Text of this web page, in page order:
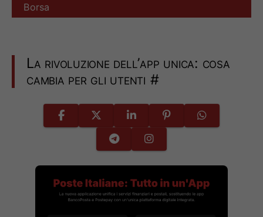
Borsa
La rivoluzione dell’app unica: cosa
cambia per gli utenti #